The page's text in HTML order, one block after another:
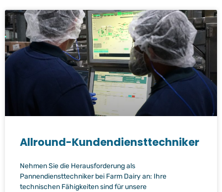
Allround-Kundendiensttechniker
Nehmen Sie die Herausforderung als
Pannendiensttechniker bei Farm Dairy an: Ihre
technischen Fähigkeiten sind für unsere